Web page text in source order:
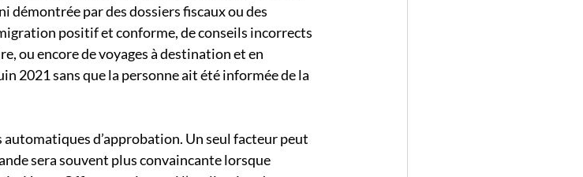
démontrée par des dossiers fiscaux ou des
positif et conforme, de conseils incorrects
ou encore de voyages à destination et en
2021 sans que la personne ait été informée de la
d’approbation. Un seul facteur peut
sera souvent plus convaincante lorsque